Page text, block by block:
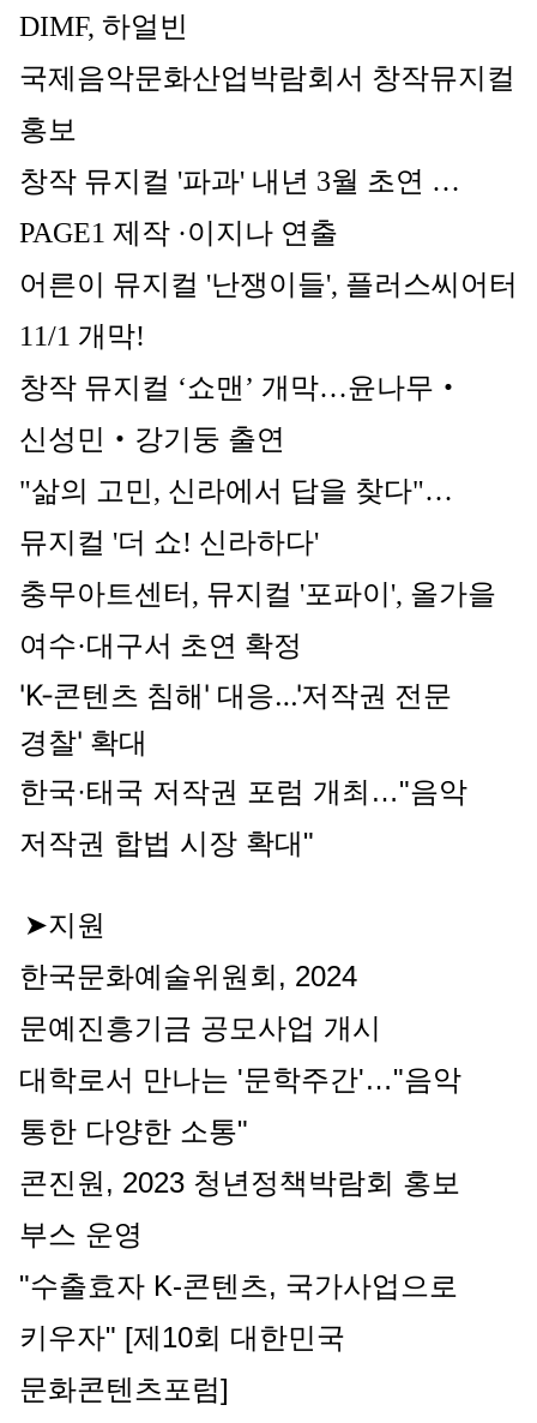
DIMF, 하얼빈
국제음악문화산업박람회서 창작뮤지컬
홍보
창작 뮤지컬 '파과' 내년 3월 초연 …
PAGE1 제작 ·이지나 연출
어른이 뮤지컬 '난쟁이들', 플러스씨어터
11/1 개막!
창작 뮤지컬 ‘쇼맨’ 개막…윤나무‧
신성민‧강기둥 출연
"삶의 고민, 신라에서 답을 찾다"…
뮤지컬 '더 쇼! 신라하다'
충무아트센터, 뮤지컬 '포파이', 올가을
여수·대구서 초연 확정
'K-콘텐츠 침해' 대응…'저작권 전문
경찰' 확대
한국·태국 저작권 포럼 개최…"음악
저작권 합법 시장 확대"
➤지원
한국문화예술위원회, 2024
문예진흥기금 공모사업 개시
대학로서 만나는 '문학주간'…"음악
통한 다양한 소통"
콘진원, 2023 청년정책박람회 홍보
부스 운영
"수출효자 K-콘텐츠, 국가사업으로
키우자" [제10회 대한민국
문화콘텐츠포럼]